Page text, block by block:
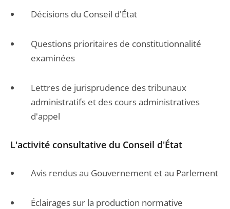
Décisions du Conseil d'État
Questions prioritaires de constitutionnalité
examinées
Lettres de jurisprudence des tribunaux
administratifs et des cours administratives
d'appel
L'activité consultative du Conseil d'État
Avis rendus au Gouvernement et au Parlement
Éclairages sur la production normative